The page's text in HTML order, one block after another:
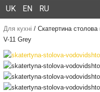
UK EN RU
Для кухні / Скатертина
V-11 Grey